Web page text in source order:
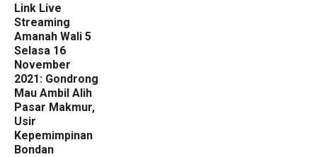
Link Live
Streaming
Amanah Wali 5
Selasa 16
November
2021: Gondrong
Mau Ambil Alih
Pasar Makmur,
Usir
Kepemimpinan
Bondan